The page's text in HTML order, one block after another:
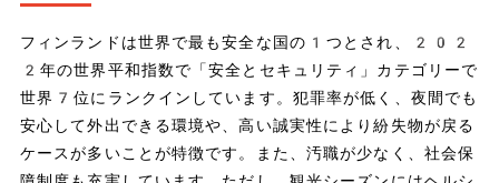
フィンランドは世界で最も安全な国の1つとされ、202
2年の世界平和指数で「安全とセキュリティ」カテゴリーで
世界7位にランクインしています。犯罪率が低く、夜間でも
安心して外出できる環境や、高い誠実性により紛失物が戻る
ケースが多いことが特徴です。また、汚職が少なく、社会保